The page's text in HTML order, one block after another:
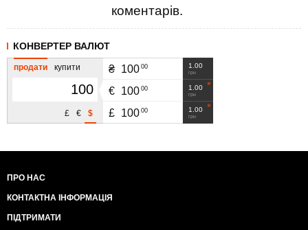
коментарів.
КОНВЕРТЕР ВАЛЮТ
продати купити
$
€
£
1.00
грн
₴ 100 00
1.00
грн
€ 100 00
1.00
грн
£ 100 00
ПРО НАС
КОНТАКТНА ІНФОРМАЦІЯ
ПІДТРИМАТИ